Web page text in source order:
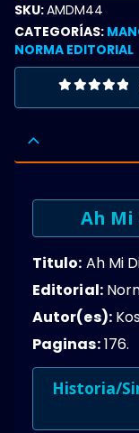
SKU:AMDM44
CATEGORÍAS:
NORMA EDITORIAL
Ah Mi
Titulo: Ah Mi
Editorial:
Autor(es):
Paginas:176.
Historia/